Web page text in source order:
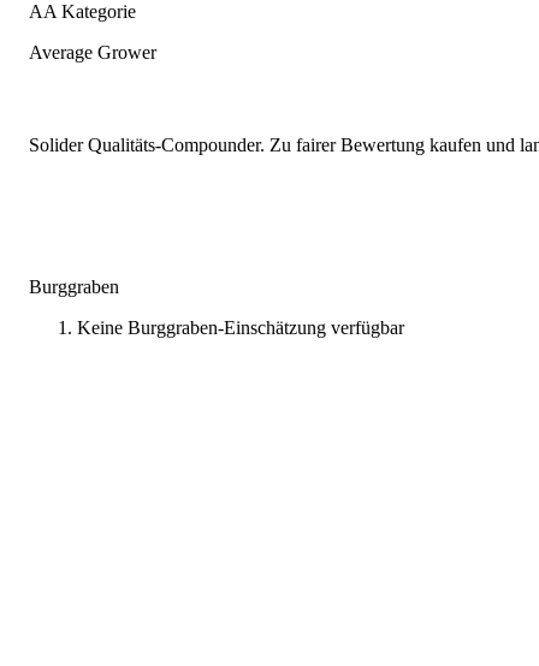
AA Kategorie
Average Grower
Solider Qualitäts-Compounder. Zu fairer Bewertung kaufen und
Burggraben
Keine Burggraben-Einschätzung verfügbar